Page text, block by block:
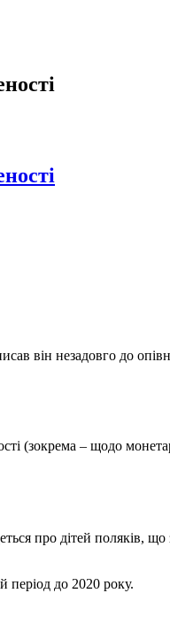
він незадовго до
(зокрема – щодо
про дітей поляків,
період до 2020 року.